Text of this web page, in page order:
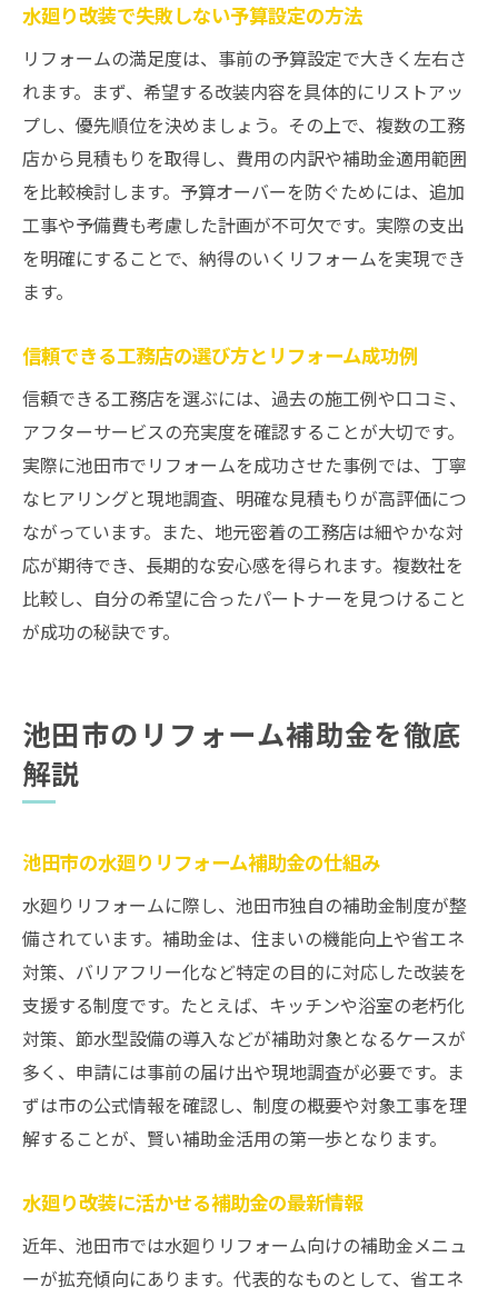
水廻り改装で失敗しない予算設定の方法
リフォームの満足度は、事前の予算設定で大きく左右さ
れます。まず、希望する改装内容を具体的にリストアッ
プし、優先順位を決めましょう。その上で、複数の工務
店から見積もりを取得し、費用の内訳や補助金適用範囲
を比較検討します。予算オーバーを防ぐためには、追加
工事や予備費も考慮した計画が不可欠です。実際の支出
を明確にすることで、納得のいくリフォームを実現でき
ます。
信頼できる工務店の選び方とリフォーム成功例
信頼できる工務店を選ぶには、過去の施工例や口コミ、
アフターサービスの充実度を確認することが大切です。
実際に池田市でリフォームを成功させた事例では、丁寧
なヒアリングと現地調査、明確な見積もりが高評価につ
ながっています。また、地元密着の工務店は細やかな対
応が期待でき、長期的な安心感を得られます。複数社を
比較し、自分の希望に合ったパートナーを見つけること
が成功の秘訣です。
池田市のリフォーム補助金を徹底
解説
池田市の水廻りリフォーム補助金の仕組み
水廻りリフォームに際し、池田市独自の補助金制度が整
備されています。補助金は、住まいの機能向上や省エネ
対策、バリアフリー化など特定の目的に対応した改装を
支援する制度です。たとえば、キッチンや浴室の老朽化
対策、節水型設備の導入などが補助対象となるケースが
多く、申請には事前の届け出や現地調査が必要です。ま
ずは市の公式情報を確認し、制度の概要や対象工事を理
解することが、賢い補助金活用の第一歩となります。
水廻り改装に活かせる補助金の最新情報
近年、池田市では水廻りリフォーム向けの補助金メニュ
ーが拡充傾向にあります。代表的なものとして、省エネ